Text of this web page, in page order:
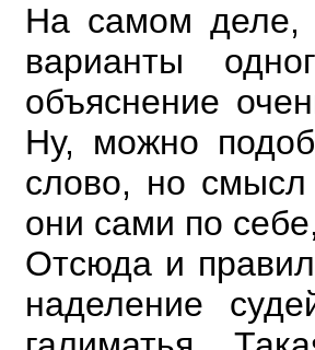
На самом деле,
варианты
объяснение
Ну, можно
слово, но смысл
они сами по
Отсюда и
наделение